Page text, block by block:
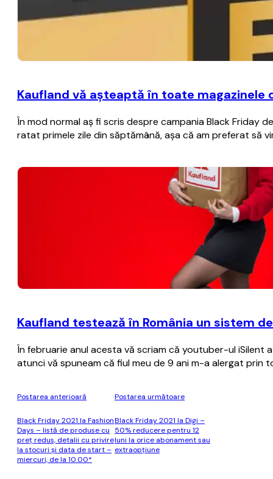
Kaufland vă aşteaptă în toate magazinele
În mod normal aş fi scris despre campania Black Friday
ratat primele zile din săptămână, aşa că am preferat să
Kaufland testează în România un sistem
În februarie anul acesta vă scriam că youtuber-ul iSilent
atunci vă spuneam că fiul meu de 9 ani m-a alergat prin
Postarea anterioară
Black Friday 2021 la Fashion
Days – listă de produse cu
preț redus, detalii cu privire
la stocuri și data de start –
miercuri, de la 10.00*
Postarea următoare
Black Friday 2021 la Digi –
50% reducere pentru 12
luni la orice abonament sau
extraopţiune